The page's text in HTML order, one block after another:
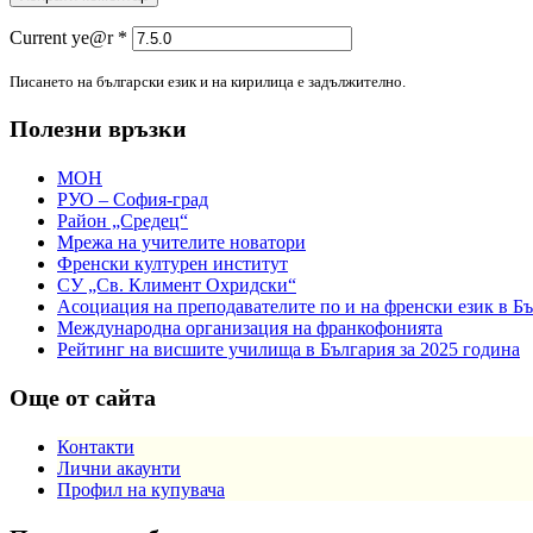
Current ye@r *
Писането на български език и на кирилица е задължително.
Полезни връзки
МОН
РУО – София-град
Район „Средец“
Мрежа на учителите новатори
Френски културен институт
СУ „Св. Климент Охридски“
Асоциация на преподавателите по и на френски език в
Международна организация на франкофонията
Рейтинг на висшите училища в България за 2025 година
Още от сайта
Контакти
Лични акаунти
Профил на купувача